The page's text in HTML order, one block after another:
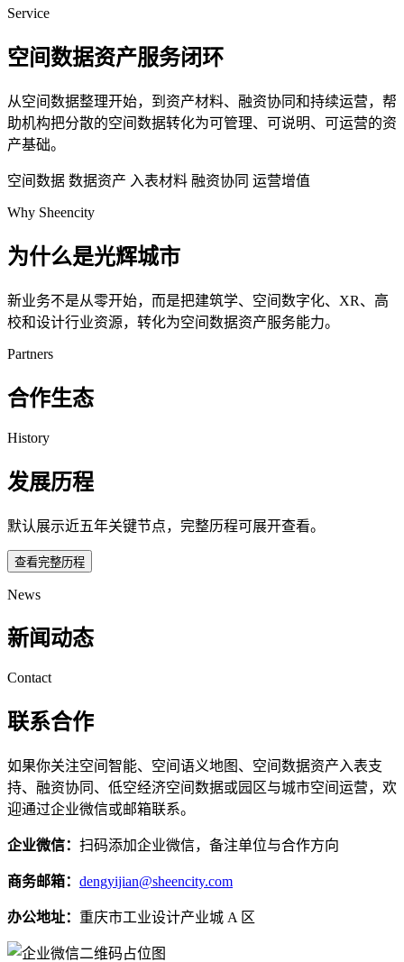
Service
空间数据资产服务闭环
从空间数据整理开始，到资产材料、融资协同和持续运营，帮
助机构把分散的空间数据转化为可管理、可说明、可运营的资
产基础。
空间数据 数据资产 入表材料 融资协同 运营增值
Why Sheencity
为什么是光辉城市
新业务不是从零开始，而是把建筑学、空间数字化、XR、高
校和设计行业资源，转化为空间数据资产服务能力。
Partners
合作生态
History
发展历程
默认展示近五年关键节点，完整历程可展开查看。
查看完整历程
News
新闻动态
Contact
联系合作
如果你关注空间智能、空间语义地图、空间数据资产入表支
持、融资协同、低空经济空间数据或园区与城市空间运营，欢
迎通过企业微信或邮箱联系。
企业微信： 扫码添加企业微信，备注单位与合作方向
商务邮箱： dengyijian@sheencity.com
办公地址： 重庆市工业设计产业城 A 区